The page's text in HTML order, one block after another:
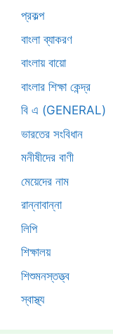
প্রকল্প
বাংলা ব্যাকরণ
বাংলায় বায়ো
বাংলার শিক্ষা কেন্দ্র
বি এ (GENERAL)
ভারতের সংবিধান
মনীষীদের বাণী
মেয়েদের নাম
রান্নাবান্না
লিপি
শিক্ষালয়
শিশুমনস্তত্ত্ব
স্বাস্থ্য